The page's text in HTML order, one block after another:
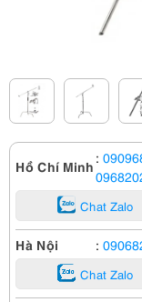
Hồ Chí Minh :
Chat Zalo
Hà Nội :
Chat Zalo